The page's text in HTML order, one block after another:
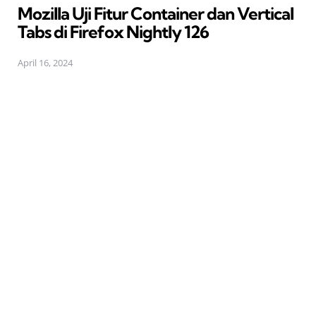
Mozilla Uji Fitur Container dan Vertical
Tabs di Firefox Nightly 126
April 16, 2024